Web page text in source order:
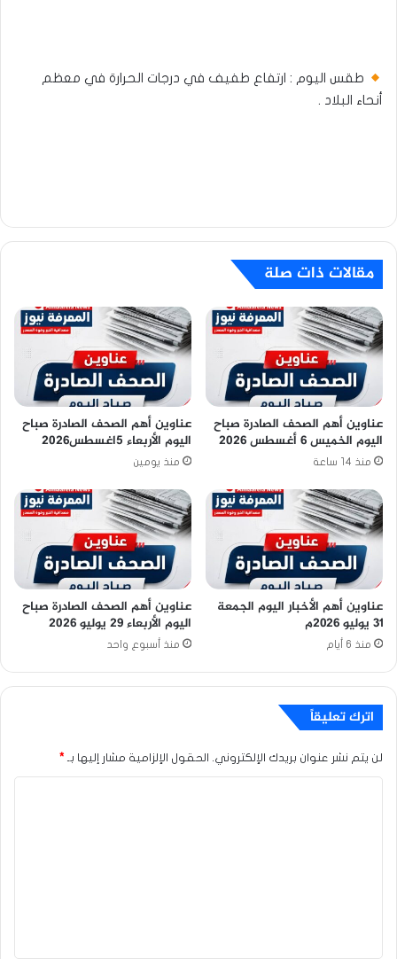
طقس اليوم : ارتفاع طفيف في درجات الحرارة في معظم
أنحاء البلاد .​
مقالات ذات صلة
عناوين أهم الصحف الصادرة صباح
اليوم الخميس 6 أغسطس 2026
منذ 14 ساعة
عناوين أهم الصحف الصادرة صباح
اليوم الأربعاء 5اغسطس2026
منذ يومين
عناوين أهم الأخبار اليوم الجمعة
٣١ يوليو ٢٠٢٦م
منذ 6 أيام
عناوين أهم الصحف الصادرة صباح
اليوم الأربعاء 29 يوليو 2026
منذ أسبوع واحد
اترك تعليقاً
لن يتم نشر عنوان بريدك الإلكتروني. الحقول الإلزامية مشار إليها بـ *